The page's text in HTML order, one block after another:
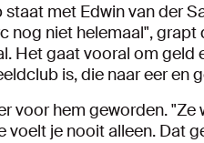
met Edwin van der
nog niet helemaal",
Het gaat vooral om geld
is, die naar eer en
voor hem geworden. "Ze
voelt je nooit alleen. Dat